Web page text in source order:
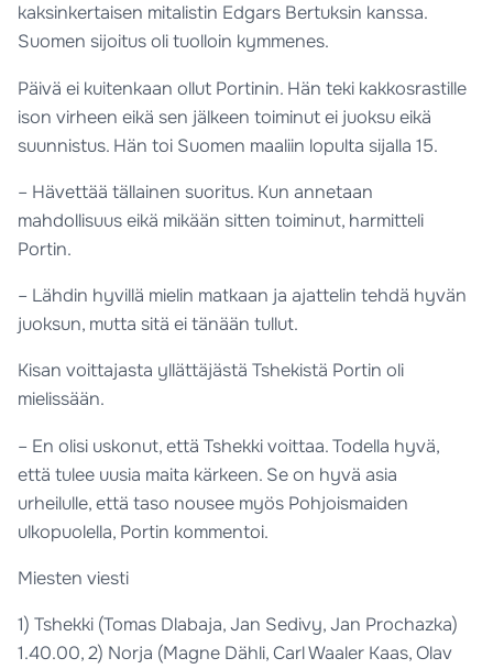
kaksinkertaisen mitalistin Edgars Bertuksin kanssa.
Suomen sijoitus oli tuolloin kymmenes.
Päivä ei kuitenkaan ollut Portinin. Hän teki kakkosrastille
ison virheen eikä sen jälkeen toiminut ei juoksu eikä
suunnistus. Hän toi Suomen maaliin lopulta sijalla 15.
– Hävettää tällainen suoritus. Kun annetaan
mahdollisuus eikä mikään sitten toiminut, harmitteli
Portin.
– Lähdin hyvillä mielin matkaan ja ajattelin tehdä hyvän
juoksun, mutta sitä ei tänään tullut.
Kisan voittajasta yllättäjästä Tshekistä Portin oli
mielissään.
– En olisi uskonut, että Tshekki voittaa. Todella hyvä,
että tulee uusia maita kärkeen. Se on hyvä asia
urheilulle, että taso nousee myös Pohjoismaiden
ulkopuolella, Portin kommentoi.
Miesten viesti
1) Tshekki (Tomas Dlabaja, Jan Sedivy, Jan Prochazka)
1.40.00, 2) Norja (Magne Dähli, Carl Waaler Kaas, Olav